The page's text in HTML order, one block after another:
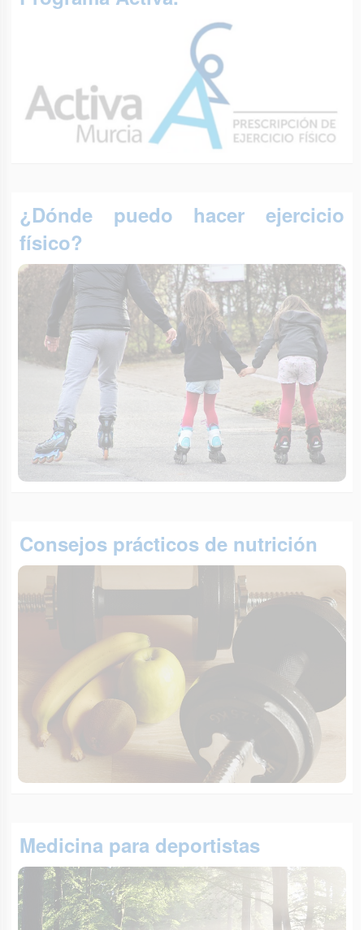
¿Dónde puedo hacer ejercicio
físico?
Consejos prácticos de nutrición
Medicina para deportistas